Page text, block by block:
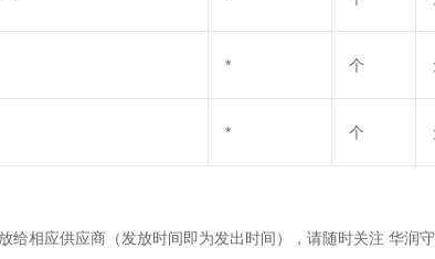
* 个
* 个
给相应供应商（发放时间即为发出时间），请随时关注 华润